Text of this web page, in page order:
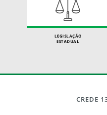
LEGISLAÇÃO
ESTADUAL
CREDE